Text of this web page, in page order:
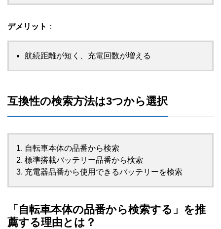
デメリット ：
航続距離が短く、充電回数が増える
互換性の検索方法は3つから選択
自転車本体の品番から検索
標準搭載バッテリー品番から検索
充電器品番から使用できるバッテリーを検索
「自転車本体の品番から検索する」を推
薦する理由とは？